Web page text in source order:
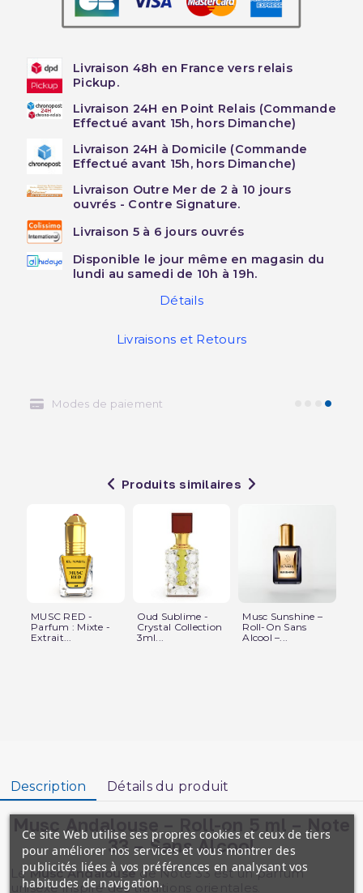
Livraison 48h en France vers relais
Pickup.
Livraison 24H en Point Relais (Commande
Effectué avant 15h, hors Dimanche)
Livraison 24H à Domicile (Commande
Effectué avant 15h, hors Dimanche)
Livraison Outre Mer de 2 à 10 jours
ouvrés - Contre Signature.
Livraison 5 à 6 jours ouvrés
Disponible le jour même en magasin du
lundi au samedi de 10h à 19h.
Détails
Livraisons et Retours
Livraison express
Produits similaires
MUSC RED -
Parfum : Mixte -
Extrait...
Oud Sublime -
Crystal Collection
3ml...
Musc Sunshine –
Roll-On Sans
Alcool –...
Description Détails du produit
Musc Andalouse – Roll-on 5 ml – Note
33 – Sans Alcool
LeMusc Andalousede Note 33 est un parfum
unisexe inspiré des traditions orientales.
Ce site Web utilise ses propres cookies et ceux de tiers
pour améliorer nos services et vous montrer des
publicités liées à vos préférences en analysant vos
habitudes de navigation.